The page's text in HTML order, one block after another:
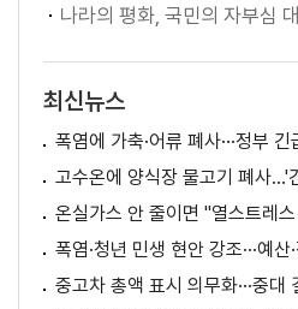
최신뉴스